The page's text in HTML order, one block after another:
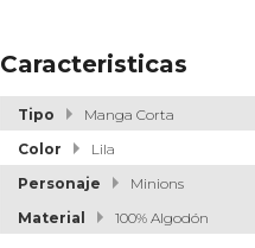
Caracteristicas
Tipo
Manga Corta
Color
Lila
Personaje
Minions
Material
100% Algodón